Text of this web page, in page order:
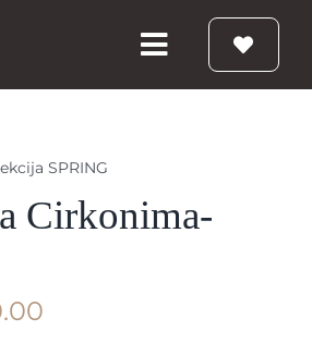
Toggle
Navigation
SPRING
Cirkonima-